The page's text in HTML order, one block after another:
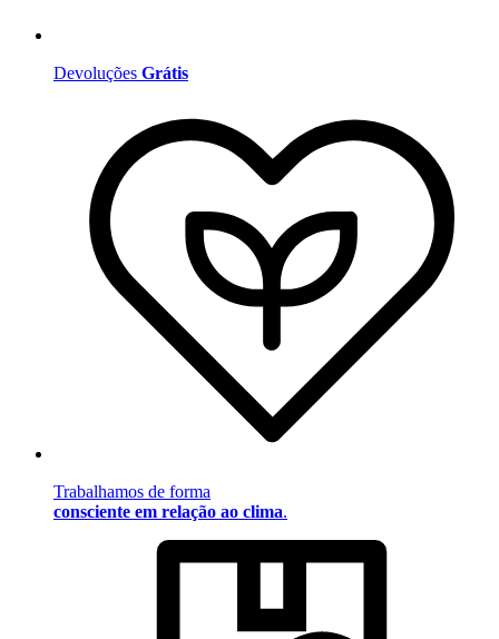
Devoluções Grátis
Trabalhamos de forma
consciente em relação ao clima.